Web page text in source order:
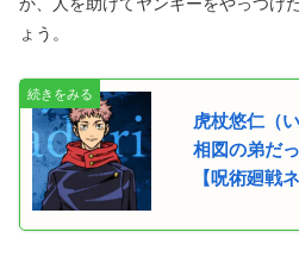
か、人を助けてヤンキーをやっつけ
ょう。
虎杖悠仁（
相図の弟だ
【呪術廻戦